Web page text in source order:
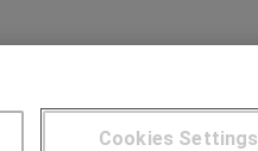
Más información
Cookies Settings